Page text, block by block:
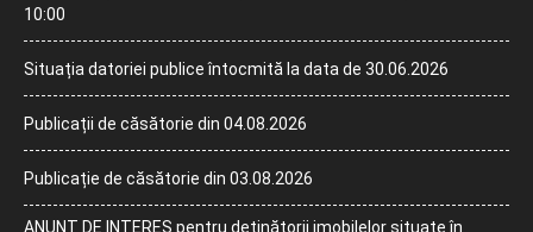
10:00
Situația datoriei publice întocmită la data de 30.06.2026
Publicații de căsătorie din 04.08.2026
Publicație de căsătorie din 03.08.2026
ANUNȚ DE INTERES pentru deținătorii imobilelor situate în